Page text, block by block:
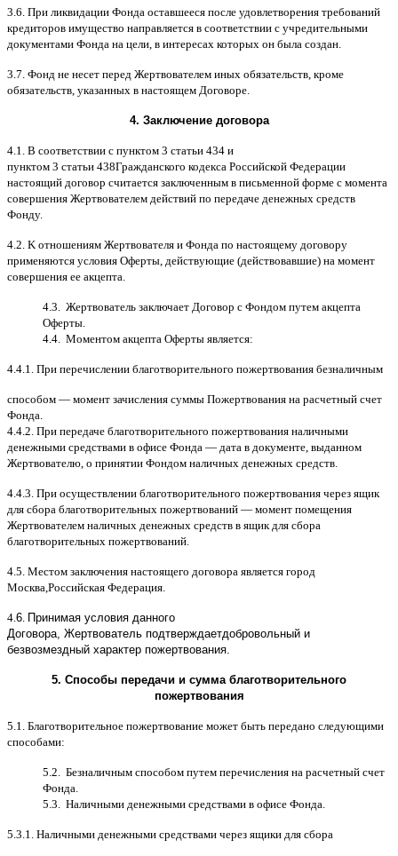
3.6. При ликвидации Фонда оставшееся после удовлетворения требований
кредиторов имущество направляется в соответствии с учредительными
документами Фонда на цели в интересах которых он была создан
3.7. Фонд не несет перед Жертвователем иных обязательств кроме
обязательств указанных в настоящем Договоре
4. Заключение договора
4.1. B соответствии с пунктом 3 статьи 434 и
пунктом 3 статьи 438Гражданского кодекса Российской Федерации
настоящий договор считается заключенным в письменной форме c момента
совершения Жертвователем действий по передаче денежных средств
Фонду.
4.2. K отношениям Жертвователя и Фонда по настоящему договору
применяются условия Оферты действующие (действовавшие) на момент
совершения ее акцепта
4.3. Жертвователь заключает Договор c Фондом путем акцепта
Оферты
4.4. Моментом акцепта Оферты является:
4.4.1. При перечислении благотворительного пожертвования безналичным
способом — момент зачисления суммы Пожертвования на расчетный счет
Фонда
4.4.2. При передаче благотворительного пожертвования наличными
денежными средствами в офисе Фонда — дата в документе выданном
Жертвователю o принятии Фондом наличных денежных средств
4.4.3. При осуществлении благотворительного пожертвования через ящик
для сбора благотворительных пожертвований — момент помещения
Жертвователем наличных денежных средств в ящик для сбора
благотворительных пожертвований
4.5. Местом заключения настоящего договора является город
Москва Российская Федерация
4. 6 Принимая условия данного
Договора, Жертвователь подтверждаетдобровольный и
безвозмездный характер пожертвования
5. Способы передачи и сумма благотворительного
пожертвования
5.1. Благотворительное пожертвование может быть передано следующими
способами:
5.2. Безналичным способом путем перечисления на расчетный счет
Фонда
5.3. Наличными денежными средствами в офисе Фонда
5.3.1. Наличными денежными средствами через ящики для сбора